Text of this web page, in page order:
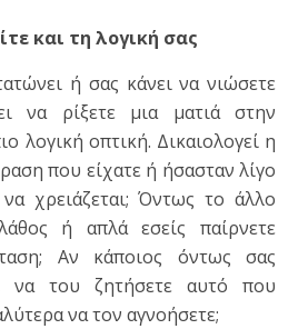
και τη λογική σας
ή σας κάνει να νιώσετε
να ρίξετε μια ματιά στην
λογική οπτική. Δικαιολογεί η
που είχατε ή ήσασταν λίγο
χρειάζεται; Όντως το άλλο
ή απλά εσείς παίρνετε
Αν κάποιος όντως σας
να του ζητήσετε αυτό που
να τον αγνοήσετε;